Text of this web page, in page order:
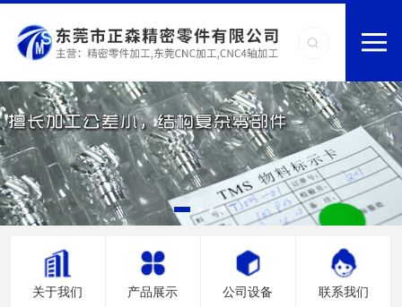
关于我们 产品展示 公司设备 联系我们